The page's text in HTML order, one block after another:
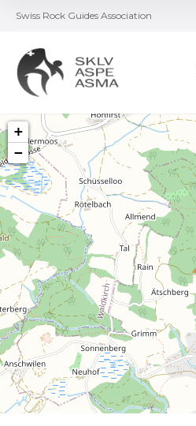
Swiss Rock Guides Association
+
−